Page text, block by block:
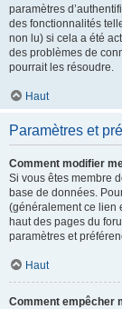
paramètres
des fonctionnalités
non lu) si cela a été
des problèmes de
pourrait les résoudre.
Haut
Paramètres et
Comment modifier
Si vous êtes membre
base de données.
(généralement ce lien
haut des pages du
paramètres et
Haut
Comment empêcher